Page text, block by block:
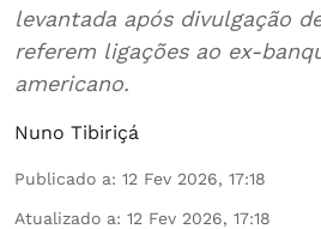
levantada após divulgação
referem ligações ao ex-
americano.
Nuno Tibiriçá
Publicado a: 12 Fev 2026, 17:18
Atualizado a: 12 Fev 2026, 17:18